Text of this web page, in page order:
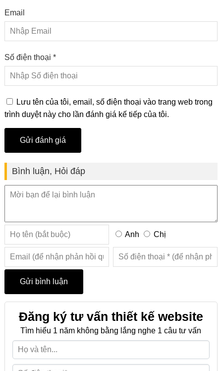
Email
Số điện thoại *
Lưu tên của tôi, email, số điện thoại vào trang web trong
trình duyệt này cho lần đánh giá kế tiếp của tôi.
Bình luận, Hỏi đáp
Anh Chị
Đăng ký tư vấn thiết kế website
Tìm hiểu 1 năm không bằng lắng nghe 1 câu tư vấn